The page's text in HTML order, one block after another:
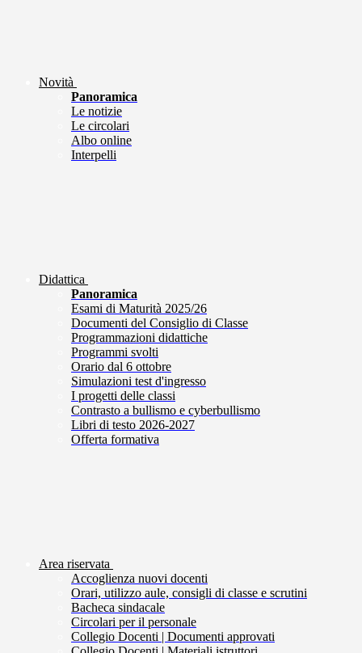
Novità
Panoramica
Le notizie
Le circolari
Albo online
Interpelli
Didattica
Panoramica
Esami di Maturità 2025/26
Documenti del Consiglio di Classe
Programmazioni didattiche
Programmi svolti
Orario dal 6 ottobre
Simulazioni test d'ingresso
I progetti delle classi
Contrasto a bullismo e cyberbullismo
Libri di testo 2026-2027
Offerta formativa
Area riservata
Accoglienza nuovi docenti
Orari, utilizzo aule, consigli di classe e scrutini
Bacheca sindacale
Circolari per il personale
Collegio Docenti | Documenti approvati